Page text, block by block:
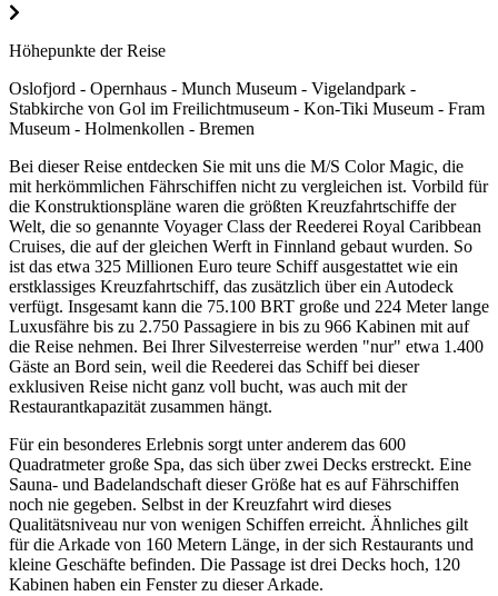
Höhepunkte der Reise
Oslofjord - Opernhaus - Munch Museum - Vigelandpark -
Stabkirche von Gol im Freilichtmuseum - Kon-Tiki Museum - Fram
Museum - Holmenkollen - Bremen
Bei dieser Reise entdecken Sie mit uns die M/S Color Magic, die
mit herkömmlichen Fährschiffen nicht zu vergleichen ist. Vorbild für
die Konstruktionspläne waren die größten Kreuzfahrtschiffe der
Welt, die so genannte Voyager Class der Reederei Royal Caribbean
Cruises, die auf der gleichen Werft in Finnland gebaut wurden. So
ist das etwa 325 Millionen Euro teure Schiff ausgestattet wie ein
erstklassiges Kreuzfahrtschiff, das zusätzlich über ein Autodeck
verfügt. Insgesamt kann die 75.100 BRT große und 224 Meter lange
Luxusfähre bis zu 2.750 Passagiere in bis zu 966 Kabinen mit auf
die Reise nehmen. Bei Ihrer Silvesterreise werden "nur" etwa 1.400
Gäste an Bord sein, weil die Reederei das Schiff bei dieser
exklusiven Reise nicht ganz voll bucht, was auch mit der
Restaurantkapazität zusammen hängt.
Für ein besonderes Erlebnis sorgt unter anderem das 600
Quadratmeter große Spa, das sich über zwei Decks erstreckt. Eine
Sauna- und Badelandschaft dieser Größe hat es auf Fährschiffen
noch nie gegeben. Selbst in der Kreuzfahrt wird dieses
Qualitätsniveau nur von wenigen Schiffen erreicht. Ähnliches gilt
für die Arkade von 160 Metern Länge, in der sich Restaurants und
kleine Geschäfte befinden. Die Passage ist drei Decks hoch, 120
Kabinen haben ein Fenster zu dieser Arkade.